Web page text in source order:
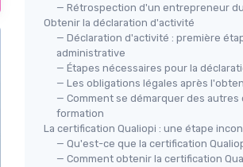
— Rétrospection d'un entrepreneur
Obtenir la déclaration d'activité
— Déclaration d'activité : première
administrative
— Étapes nécessaires pour la
— Les obligations légales après
— Comment se démarquer des autres
formation
La certification Qualiopi : une étape
— Qu'est-ce que la certification
— Comment obtenir la certification